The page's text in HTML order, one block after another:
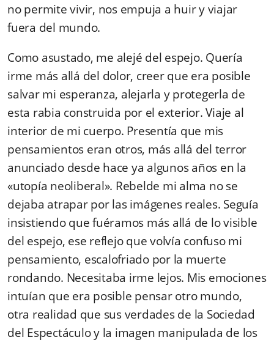
no permite vivir, nos empuja a huir y viajar
fuera del mundo.
Como asustado, me alejé del espejo. Quería
irme más allá del dolor, creer que era posible
salvar mi esperanza, alejarla y protegerla de
esta rabia construida por el exterior. Viaje al
interior de mi cuerpo. Presentía que mis
pensamientos eran otros, más allá del terror
anun­ciado desde hace ya algunos años en la
«utopía neoliberal». Rebelde mi alma no se
dejaba atrapar por las imágenes reales. Seguía
insistiendo que fuéramos más allá de lo visible
del espejo, ese reflejo que volvía confuso mi
pensamiento, escalofriado por la muerte
rondando. Necesitaba irme lejos. Mis emociones
intuían que era posible pensar otro mundo,
otra reali­dad que sus verdades de la Sociedad
del Espectáculo y la imagen manipulada de los